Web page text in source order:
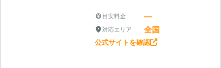
目安料金 ―
対応エリア 全国
公式サイトを確認